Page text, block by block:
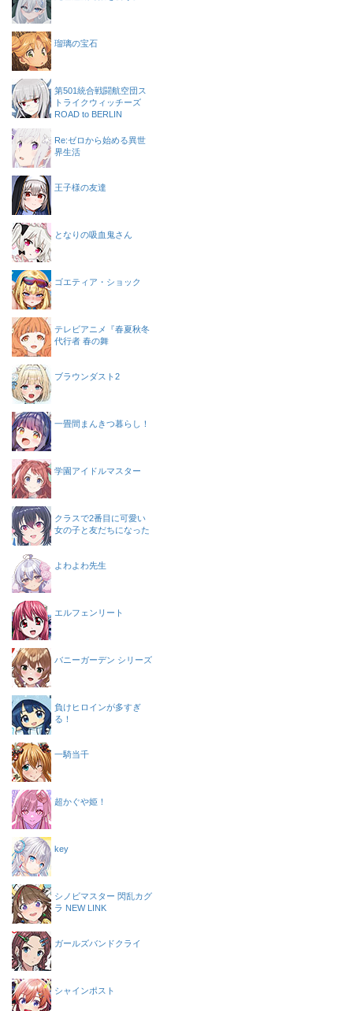
瑠璃の宝石
第501統合戦闘航空団ス
トライクウィッチーズ
ROAD to BERLIN
Re:ゼロから始める異世
界生活
王子様の友達
となりの吸血鬼さん
ゴエティア・ショック
テレビアニメ『春夏秋冬
代行者 春の舞
ブラウンダスト2
一畳間まんきつ暮らし！
学園アイドルマスター
クラスで2番目に可愛い
女の子と友だちになった
よわよわ先生
エルフェンリート
バニーガーデン シリーズ
負けヒロインが多すぎ
る！
一騎当千
超かぐや姫！
key
シノビマスター 閃乱カグ
ラ NEW LINK
ガールズバンドクライ
シャインポスト